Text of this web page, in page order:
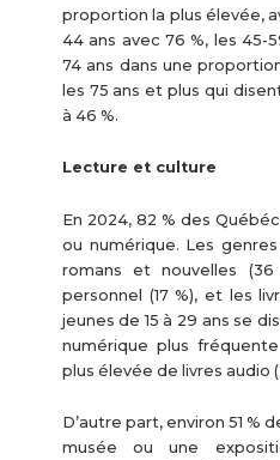
proportion la plus élevée,
44 ans avec 76 %, les 45-
74 ans dans une
les 75 ans et plus qui
à 46 %.
Lecture et culture
En 2024, 82 % des
ou numérique. Les
romans et nouvelles
personnel (17 %), et les
jeunes de 15 à 29 ans se
numérique plus
plus élevée de livres audio
D’autre part, environ 51 %
musée ou une